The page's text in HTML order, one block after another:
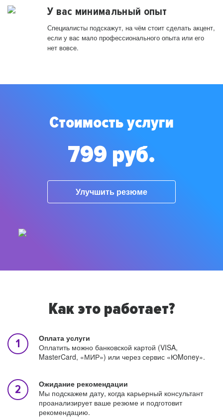
У вас минимальный опыт
Специалисты подскажут, на чём стоит сделать акцент,
если у вас мало профессионального опыта или его
нет вовсе.
Стоимость услуги
799 руб.
Улучшить резюме
Как это работает?
Оплата услуги
Оплатить можно банковской картой (VISA,
MasterCard, «МИР») или через сервис «ЮMoney».
Ожидание рекомендации
Мы подскажем дату, когда карьерный консультант
проанализирует ваше резюме и подготовит
рекомендацию.